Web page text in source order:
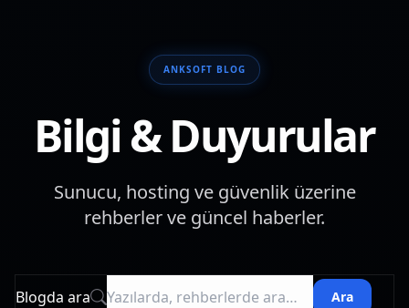
ANKSOFT BLOG
Bilgi & Duyurular
Sunucu, hosting ve güvenlik üzerine
rehberler ve güncel haberler.
Blogda ara Ara
Ticket oluştur